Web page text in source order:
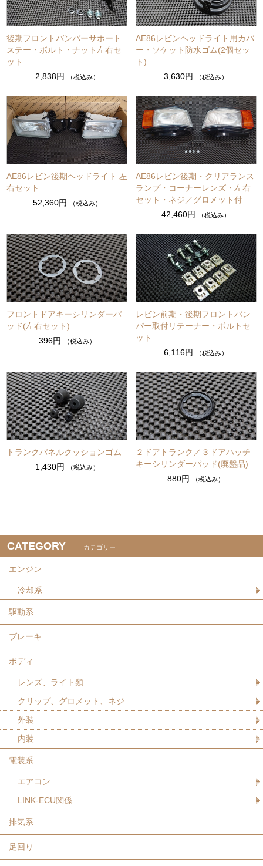
後期フロントバンパーサポート
ステー・ボルト・ナット左右セ
ット
2,838円
（税込み）
AE86レビンヘッドライト用カバ
ー・ソケット防水ゴム(2個セッ
ト)
3,630円
（税込み）
AE86レビン後期ヘッドライト 左
右セット
52,360円
（税込み）
AE86レビン後期・クリアランス
ランプ・コーナーレンズ・左右
セット・ネジ／グロメット付
42,460円
（税込み）
フロントドアキーシリンダーパ
ッド(左右セット)
396円
（税込み）
レビン前期・後期フロントバン
パー取付リテーナー・ボルトセ
ット
6,116円
（税込み）
トランクパネルクッションゴム
1,430円
（税込み）
２ドアトランク／３ドアハッチ
キーシリンダーパッド(廃盤品)
880円
（税込み）
CATEGORY カテゴリー
エンジン
冷却系
駆動系
ブレーキ
ボディ
レンズ、ライト類
クリップ、グロメット、ネジ
外装
内装
電装系
エアコン
LINK-ECU関係
排気系
足回り